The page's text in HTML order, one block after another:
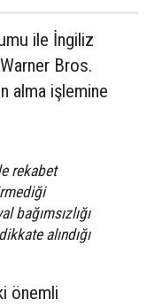
ile İngiliz
Bros.
alma işlemine
rekabet
bağımsızlığı
alındığı
önemli